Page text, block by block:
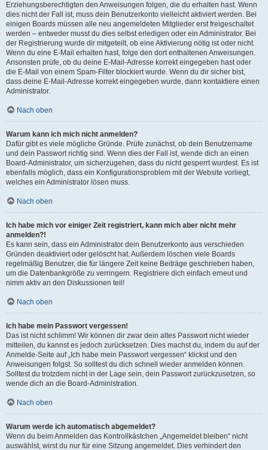
Erziehungsberechtigten den Anweisungen folgen, die du erhalten hast. Wenn
dies nicht der Fall ist, muss dein Benutzerkonto vielleicht aktiviert werden. Bei
einigen Boards müssen alle neu angemeldeten Mitglieder erst freigeschaltet
werden – entweder musst du dies selbst erledigen oder ein Administrator. Bei
der Registrierung wurde dir mitgeteilt, ob eine Aktivierung nötig ist oder nicht.
Wenn du eine E-Mail erhalten hast, folge den dort enthaltenen Anweisungen.
Ansonsten prüfe, ob du deine E-Mail-Adresse korrekt eingegeben hast oder
die E-Mail von einem Spam-Filter blockiert wurde. Wenn du dir sicher bist,
dass deine E-Mail-Adresse korrekt eingegeben wurde, dann kontaktiere einen
Administrator.
Nach oben
Warum kann ich mich nicht anmelden?
Dafür gibt es viele mögliche Gründe. Prüfe zunächst, ob dein Benutzername
und dein Passwort richtig sind. Wenn dies der Fall ist, wende dich an einen
Board-Administrator, um sicherzugehen, dass du nicht gesperrt wurdest. Es ist
ebenfalls möglich, dass ein Konfigurationsproblem mit der Website vorliegt,
welches ein Administrator lösen muss.
Nach oben
Ich habe mich vor einiger Zeit registriert, kann mich aber nicht mehr
anmelden?!
Es kann sein, dass ein Administrator dein Benutzerkonto aus verschieden
Gründen deaktiviert oder gelöscht hat. Außerdem löschen viele Boards
regelmäßig Benutzer, die für längere Zeit keine Beiträge geschrieben haben,
um die Datenbankgröße zu verringern. Registriere dich einfach erneut und
nimm aktiv an den Diskussionen teil!
Nach oben
Ich habe mein Passwort vergessen!
Das ist nicht schlimm! Wir können dir zwar dein altes Passwort nicht wieder
mitteilen, du kannst es jedoch zurücksetzen. Dies machst du, indem du auf der
Anmelde-Seite auf „Ich habe mein Passwort vergessen“ klickst und den
Anweisungen folgst. So solltest du dich schnell wieder anmelden können.
Solltest du trotzdem nicht in der Lage sein, dein Passwort zurückzusetzen, so
wende dich an die Board-Administration.
Nach oben
Warum werde ich automatisch abgemeldet?
Wenn du beim Anmelden das Kontrollkästchen „Angemeldet bleiben“ nicht
auswählst, wirst du nur für eine Sitzung angemeldet. Dies verhindert den